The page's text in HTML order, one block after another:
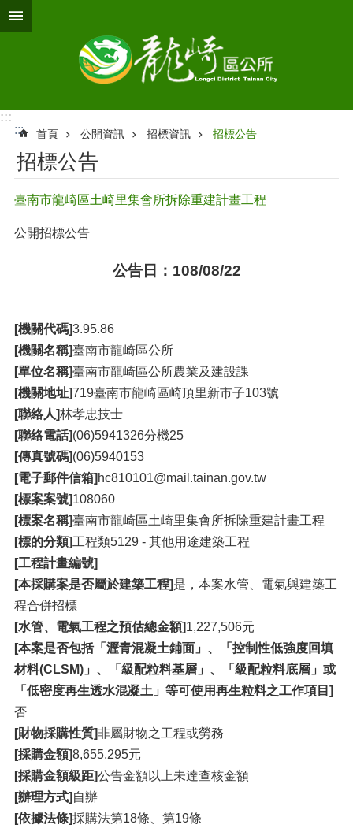
跳到主要內容區塊
:::
:::
首頁 公開資訊 招標資訊 招標公告
招標公告
臺南市龍崎區土崎里集會所拆除重建計畫工程
公開招標公告
公告日：108/08/22
[機關代碼]3.95.86
[機關名稱]臺南市龍崎區公所
[單位名稱]臺南市龍崎區公所農業及建設課
[機關地址]719臺南市龍崎區崎頂里新市子103號
[聯絡人]林孝忠技士
[聯絡電話](06)5941326分機25
[傳真號碼](06)5940153
[電子郵件信箱] hc810101@mail.tainan.gov.tw
[標案案號]108060
[標案名稱]臺南市龍崎區土崎里集會所拆除重建計畫工程
[標的分類]工程類5129 - 其他用途建築工程
[工程計畫編號]
[本採購案是否屬於建築工程]是，本案水管、電氣與建築工
程合併招標
[水管、電氣工程之預估總金額]1,227,506元
[本案是否包括「瀝青混凝土鋪面」、「控制性低強度回填
材料(CLSM)」、「級配粒料基層」、「級配粒料底層」或
「低密度再生透水混凝土」等可使用再生粒料之工作項目]
否
[財物採購性質]非屬財物之工程或勞務
[採購金額]8,655,295元
[採購金額級距]公告金額以上未達查核金額
[辦理方式] 自辦
[依據法條]採購法第18條、第19條